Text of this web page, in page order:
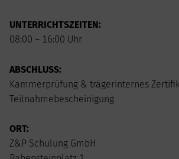
UNTERRICHTSZEITEN:
08:00 – 16:00 Uhr
ABSCHLUSS:
Kammerprüfung & trägerinternes
Teilnahmebescheinigung
ORT:
Z&P Schulung GmbH